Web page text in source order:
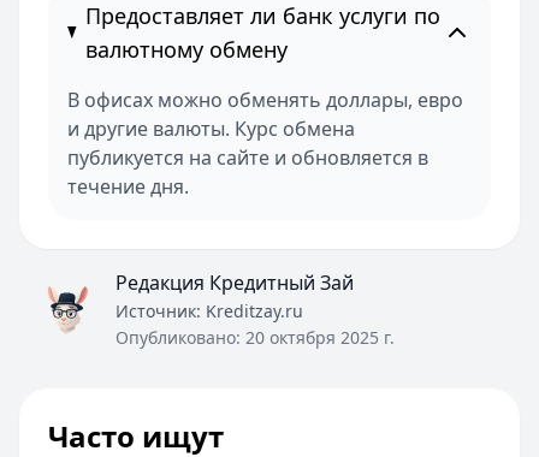
Предоставляет ли банк услуги по
валютному обмену
В офисах можно обменять доллары, евро
и другие валюты. Курс обмена
публикуется на сайте и обновляется в
течение дня.
Редакция Кредитный Зай
Источник: Kreditzay.ru
Опубликовано: 20 октября 2025 г.
Часто ищут